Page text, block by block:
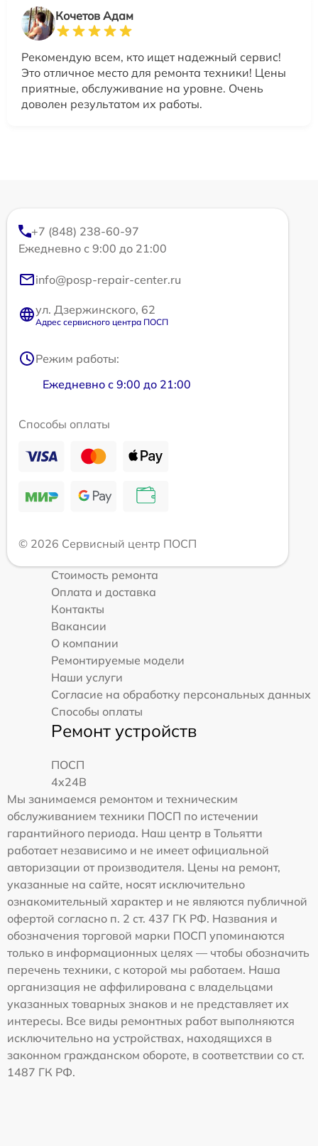
Кочетов Адам
Рекомендую всем, кто ищет надежный сервис!
Это отличное место для ремонта техники! Цены
приятные, обслуживание на уровне. Очень
доволен результатом их работы.
+7 (848) 238-60-97
Ежедневно с 9:00 до 21:00
info@posp-repair-center.ru
ул. Дзержинского, 62
Адрес сервисного центра ПОСП
Режим работы:
Ежедневно с 9:00 до 21:00
Способы оплаты
© 2026 Сервисный центр ПОСП
Стоимость ремонта
Оплата и доставка
Контакты
Вакансии
О компании
Ремонтируемые модели
Наши услуги
Согласие на обработку персональных данных
Способы оплаты
Ремонт устройств
ПОСП
4x24B
Мы занимаемся ремонтом и техническим
обслуживанием техники ПОСП по истечении
гарантийного периода. Наш центр в Тольятти
работает независимо и не имеет официальной
авторизации от производителя. Цены на ремонт,
указанные на сайте, носят исключительно
ознакомительный характер и не являются публичной
офертой согласно п. 2 ст. 437 ГК РФ. Названия и
обозначения торговой марки ПОСП упоминаются
только в информационных целях — чтобы обозначить
перечень техники, с которой мы работаем. Наша
организация не аффилирована с владельцами
указанных товарных знаков и не представляет их
интересы. Все виды ремонтных работ выполняются
исключительно на устройствах, находящихся в
законном гражданском обороте, в соответствии со ст.
1487 ГК РФ.